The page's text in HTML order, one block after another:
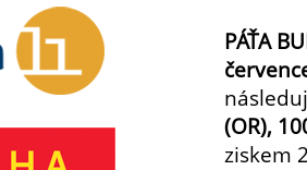
PÁŤA
(OR),
ziskem